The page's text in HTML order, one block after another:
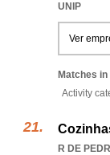
UNIP
Ver
Matches
Activity
R DE